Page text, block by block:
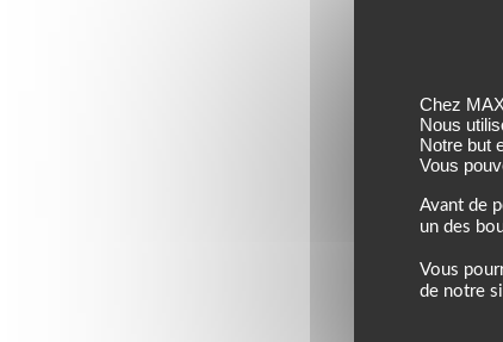
Chez
Nous
Notre but
Vous
Avant de
un des
Vous
de notre